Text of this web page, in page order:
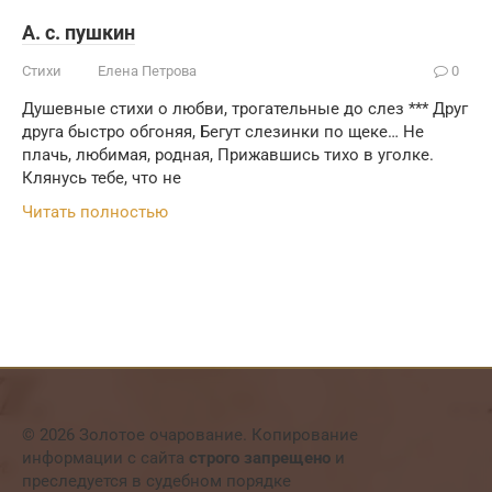
А. с. пушкин
Стихи Елена Петрова 0
Душевные стихи о любви, трогательные до слез *** Друг
друга быстро обгоняя, Бегут слезинки по щеке… Не
плачь, любимая, родная, Прижавшись тихо в уголке.
Клянусь тебе, что не
Читать полностью
© 2026 Золотое очарование. Копирование
информации с сайта строго запрещено и
преследуется в судебном порядке